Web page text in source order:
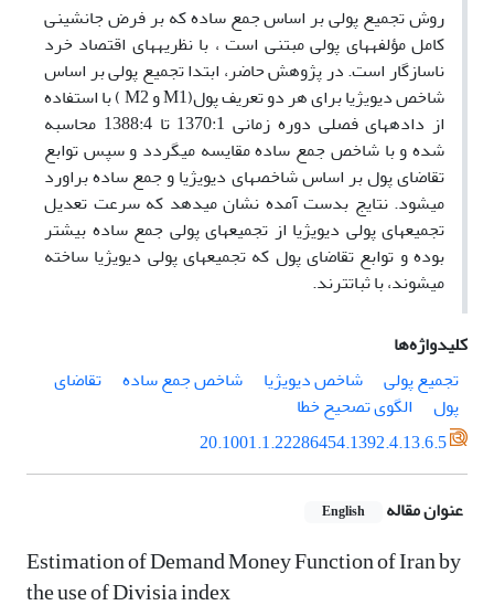
روش تجمیع پولی بر اساس جمع ساده که بر فرض جانشینی
کامل مؤلفه­های پولی مبتنی است ، با نظریه­های اقتصاد خرد
ناسازگار است. در پژوهش حاضر، ابتدا تجمیع پولی بر اساس
شاخص دیویژیا برای هر دو تعریف پول(M1 و M2 ) با استفاده
از داده­های فصلی دوره زمانی 1370:1 تا 1388:4 محاسبه
شده و با شاخص جمع ساده مقایسه می­گردد و سپس توابع
تقاضای پول بر اساس شاخص­های دیویژیا و جمع ساده براورد
می­شود. نتایج بدست آمده نشان می­دهد که سرعت تعدیل
تجمیع­های پولی دیویژیا از تجمیع­های پولی جمع ساده بیشتر
بوده و توابع تقاضای پول که تجمیع­های پولی دیویژیا ساخته
می­شوند، با ثبات­ترند.
کلیدواژه‌ها
تجمیع پولی
شاخص دیویژیا شاخص جمع ساده
تقاضای
پول
الگوی تصحیح خطا
20.1001.1.22286454.1392.4.13.6.5
عنوان مقاله English
Estimation of Demand Money Function of Iran by
the use of Divisia index